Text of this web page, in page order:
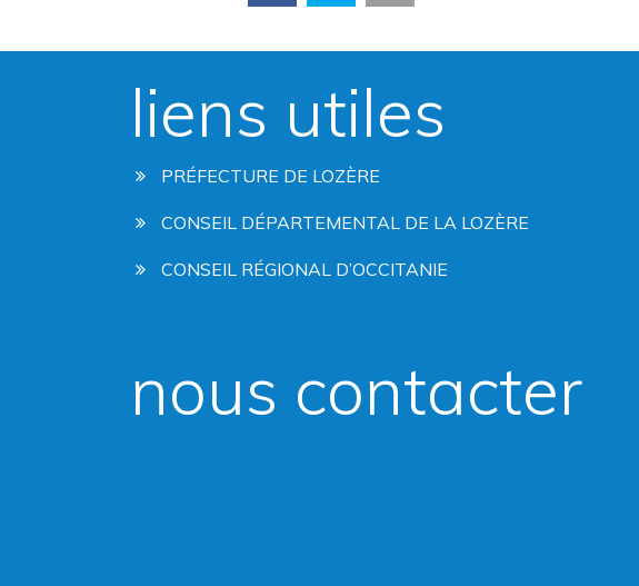
liens utiles
PRÉFECTURE DE LOZÈRE
CONSEIL DÉPARTEMENTAL DE LA LOZÈRE
CONSEIL RÉGIONAL D’OCCITANIE
nous contacter